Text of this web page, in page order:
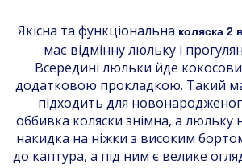
Якісна та функціональна коляска 2
має відмінну люльку і
Всередині люльки йде
додатковою прокладкою. Такий
підходить для
оббивка коляски знімна, а люльку
накидка на ніжки з високим
до каптура, а під ним є велике